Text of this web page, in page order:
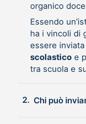
organico
Essendo
ha i vincoli di
essere
scolasticoe
tra scuola e
2.